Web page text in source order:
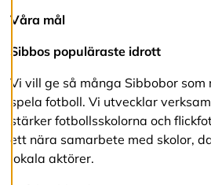
a
l
a
o
o
k
i
e
s
Våra mål
Sibbos populäraste idrott
Vi vill ge så många Sibbobor
spela fotboll. Vi utvecklar
stärker fotbollsskolorna och
ett nära samarbete med skolor,
lokala aktörer.